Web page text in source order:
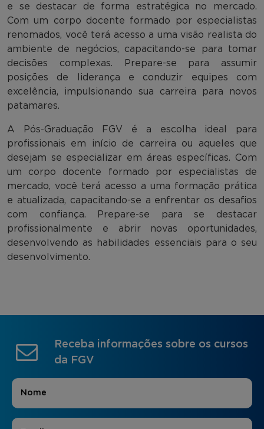
e se destacar de forma estratégica no mercado.
Com um corpo docente formado por especialistas
renomados, você terá acesso a uma visão realista do
ambiente de negócios, capacitando-se para tomar
decisões complexas. Prepare-se para assumir
posições de liderança e conduzir equipes com
excelência, impulsionando sua carreira para novos
patamares.
A Pós-Graduação FGV é a escolha ideal para
profissionais em início de carreira ou aqueles que
desejam se especializar em áreas específicas. Com
um corpo docente formado por especialistas de
mercado, você terá acesso a uma formação prática
e atualizada, capacitando-se a enfrentar os desafios
com confiança. Prepare-se para se destacar
profissionalmente e abrir novas oportunidades,
desenvolvendo as habilidades essenciais para o seu
desenvolvimento.
Receba informações sobre os cursos
da FGV
Nome
E-mail